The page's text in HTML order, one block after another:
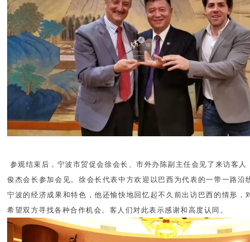
参观结束后，宁波市贸促会徐会长、市外办陈副主任会见了来访客
俊杰会长参加会见。徐会长代表中方欢迎以巴西为代表的一带一路
宁波的经济成果和特色，他还愉快地回忆起不久前出访巴西的情形，
希望双方寻找各种合作机会。客人们对此表示感谢和高度认同。